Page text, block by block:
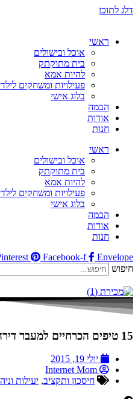
דלג לתוכן
ראשי
אוכל ובישולים
בית מתוקתק
להיות אמא
פעילויות ומשחקים
בלוג אישי
הבמה
אודות
חנות
ראשי
אוכל ובישולים
בית מתוקתק
להיות אמא
פעילויות ומשחקים
בלוג אישי
הבמה
אודות
חנות
Facebook-f
Envelope
חיפוש
15 טיפים הכרחיים למעבר דירה!
יולי 19, 2015
Internet Mom
חיסכון ותקציב, יעילות